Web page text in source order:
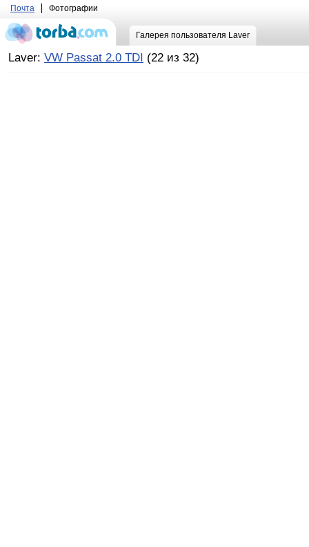
Почта Фотографии
Галерея пользователя Laver
Laver: VW Passat 2.0 TDI (22 из 32)